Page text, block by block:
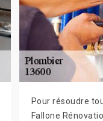
Pour résoudre
Fallone